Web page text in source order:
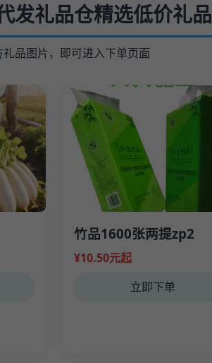
发礼品仓精选低价礼
礼品图片，即可进入下单页面
竹品1600张两提zp2
¥10.50元起
立即下单